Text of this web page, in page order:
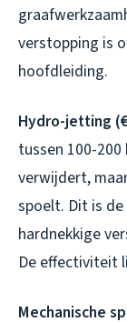
verstopping is
hoofdleiding.
Hydro-jetting
tussen 100-
verwijdert,
spoelt. Dit is
hardnekkige
De effectiviteit
Mechanische